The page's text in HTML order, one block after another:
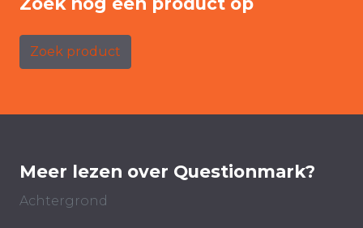
Zoek product
Meer lezen over Questionmark?
Achtergrond